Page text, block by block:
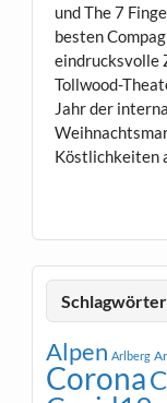
und The 7
besten
eindrucksvolle
Tollwood-
Jahr der
Köstlichkeiten
Schlagwörter
Alpen Arlberg
Corona